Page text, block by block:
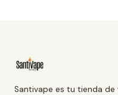
Santivape es tu tienda de